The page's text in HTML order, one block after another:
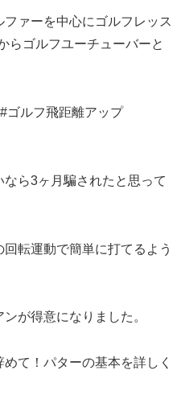
ァーを中心にゴルフレッス
らゴルフユーチューバーと
ゴルフ飛距離アップ
なら3ヶ月騙されたと思って
転運動で簡単に打てるよう
が得意になりました。
て！パターの基本を詳しく